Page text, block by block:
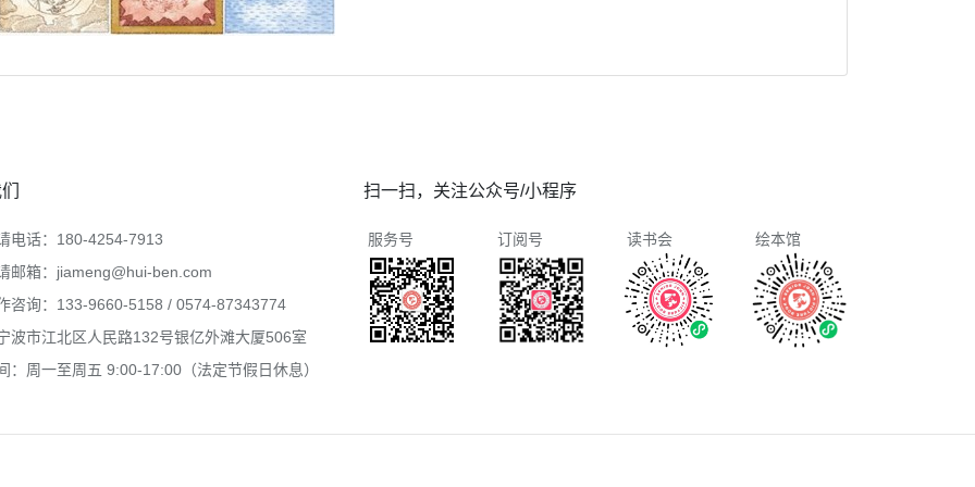
电话：180-4254-7913
邮箱：jiameng@hui-ben.com
咨询：133-9660-5158 / 0574-87343774
波市江北区人民路132号银亿外滩大厦506室
：周一至周五 9:00-17:00（法定节假日休息）
扫一扫，关注公众号/小程序
服务号 订阅号 读书会 绘本馆